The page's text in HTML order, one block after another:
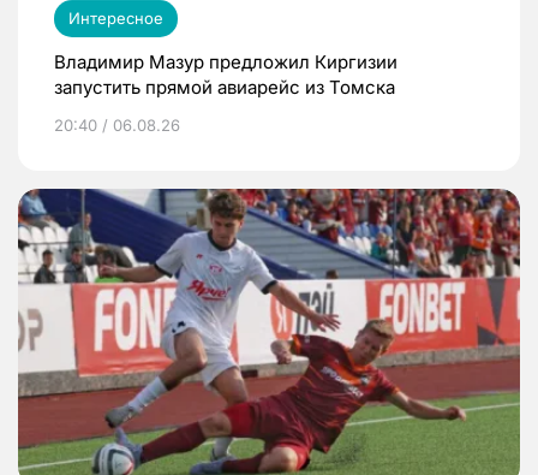
Интересное
Владимир Мазур предложил Киргизии
запустить прямой авиарейс из Томска
20:40 / 06.08.26